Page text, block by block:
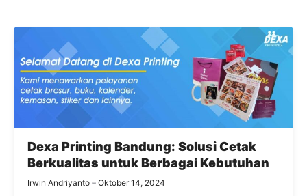
Dexa Printing Bandung: Solusi Cetak
Berkualitas untuk Berbagai Kebutuhan
Irwin Andriyanto Oktober 14, 2024